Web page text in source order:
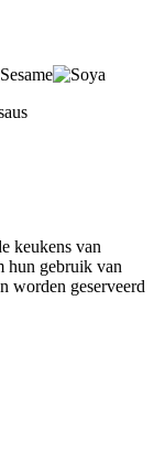
keukens van
hun gebruik van
worden geserveerd